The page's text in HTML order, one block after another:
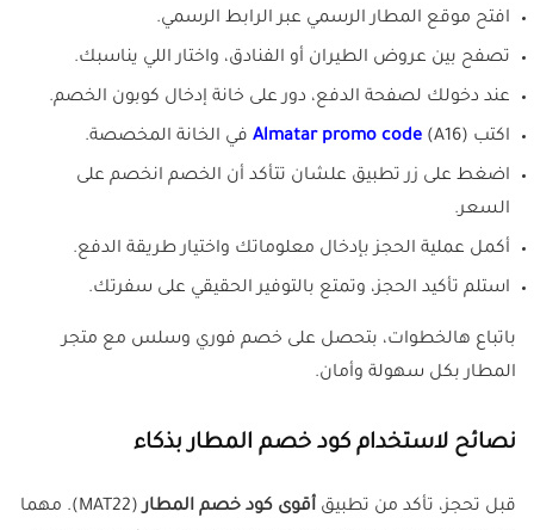
افتح موقع المطار الرسمي عبر الرابط الرسمي.
تصفح بين عروض الطيران أو الفنادق، واختار اللي يناسبك.
عند دخولك لصفحة الدفع، دور على خانة إدخال كوبون الخصم.
اكتب Almatar promo code (A16) في الخانة المخصصة.
اضغط على زر تطبيق علشان تتأكد أن الخصم انخصم على
السعر.
أكمل عملية الحجز بإدخال معلوماتك واختيار طريقة الدفع.
استلم تأكيد الحجز، وتمتع بالتوفير الحقيقي على سفرتك.
باتباع هالخطوات، بتحصل على خصم فوري وسلس مع متجر
المطار بكل سهولة وأمان.
نصائح لاستخدام كود خصم المطار بذكاء
قبل تحجز، تأكد من تطبيق أقوى كود خصم المطار
(MAT22). مهما